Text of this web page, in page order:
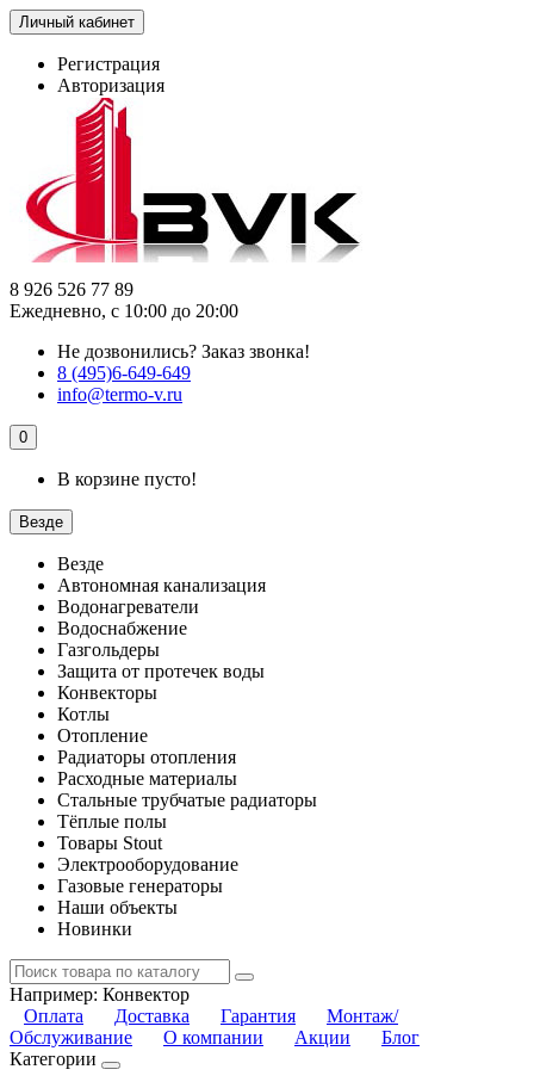
Личный кабинет
Регистрация
Авторизация
8 926 526 77 89
Ежедневно, с 10:00 до 20:00
Не дозвонились? Заказ звонка!
8 (495)6-649-649
info@termo-v.ru
0
В корзине пусто!
Везде
Везде
Автономная канализация
Водонагреватели
Водоснабжение
Газгольдеры
Защита от протечек воды
Конвекторы
Котлы
Отопление
Радиаторы отопления
Расходные материалы
Стальные трубчатые радиаторы
Тёплые полы
Товары Stout
Электрооборудование
Газовые генераторы
Наши объекты
Новинки
Например: Конвектор
Оплата
Доставка Гарантия
Монтаж/
Обслуживание
О компании Акции
Блог
Категории